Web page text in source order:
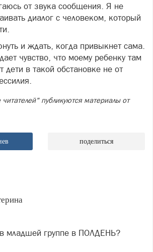
от звука сообщения. Я не
диалог с человеком, который
и ждать, когда привыкнет сама.
чувство, что моему ребенку там
дети в такой обстановке не от
публикуются материалы от
поделиться
в младшей группе в ПОЛДЕНЬ?